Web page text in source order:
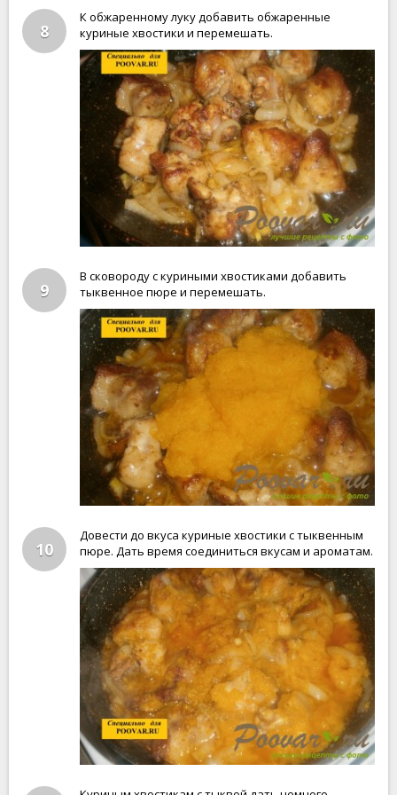
8
К обжаренному луку добавить обжаренные
куриные хвостики и перемешать.
9
В сковороду с куриными хвостиками добавить
тыквенное пюре и перемешать.
10
Довести до вкуса куриные хвостики с тыквенным
пюре. Дать время соединиться вкусам и ароматам.